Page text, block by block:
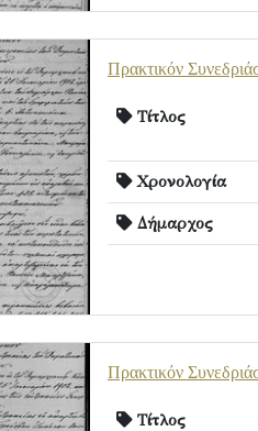
Πρακτικόν
Τίτλος
Χρονολογία
Δήμαρχος
Πρακτικόν
Τίτλος